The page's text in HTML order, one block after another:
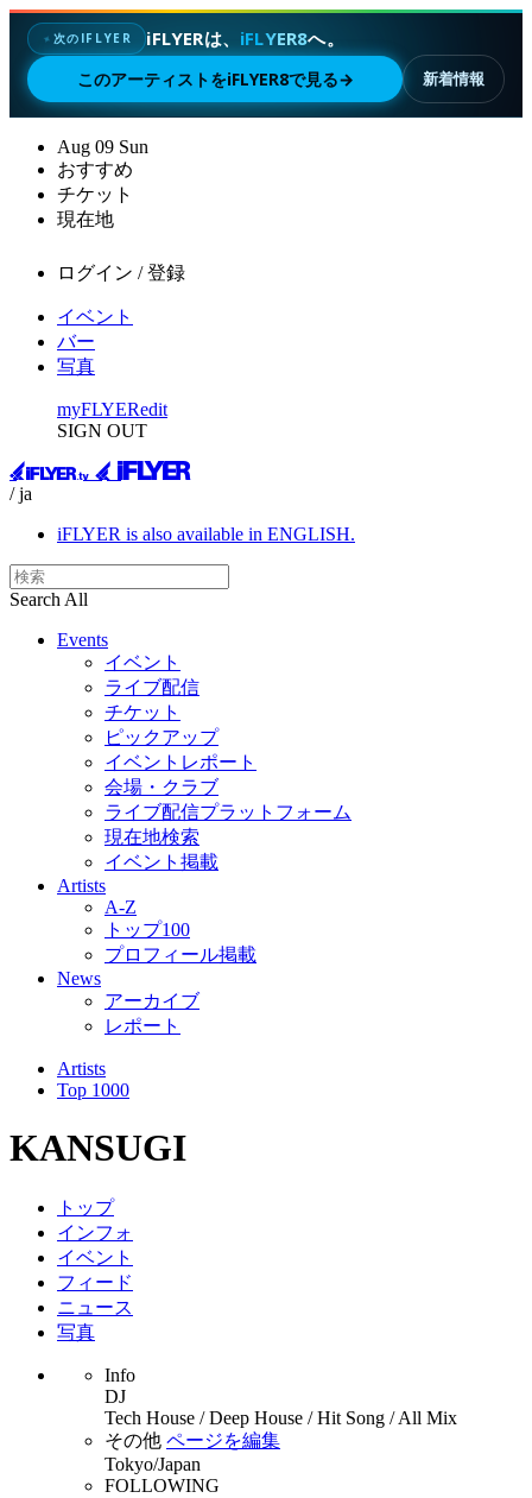
✦ 次のIFLYER iFLYERは、 iFLYER8へ。
このアーティストをiFLYER8で見る→ 新着情報
Aug 09 Sun
おすすめ
チケット
現在地
ログイン / 登録
イベント
バー
写真
myFLYERedit
SIGN OUT
/ ja
iFLYER is also available in ENGLISH.
Search All
Events
イベント
ライブ配信
チケット
ピックアップ
イベントレポート
会場・クラブ
ライブ配信プラットフォーム
現在地検索
イベント掲載
Artists
A-Z
トップ100
プロフィール掲載
News
アーカイブ
レポート
Artists
Top 1000
KANSUGI
トップ
インフォ
イベント
フィード
ニュース
写真
Info
DJ
Tech House / Deep House / Hit Song / All Mix
その他 ページを編集
Tokyo/Japan
FOLLOWING